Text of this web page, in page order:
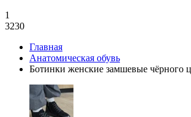
1
3230
Главная
Анатомическая обувь
Ботинки женские замшевые чёрного